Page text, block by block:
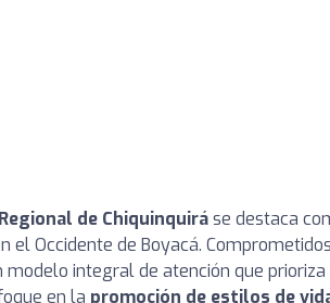
de Chiquinquiráse destaca
el Occidente de Boyacá.
integral de atención que prioriza
en la promoción de estilos de